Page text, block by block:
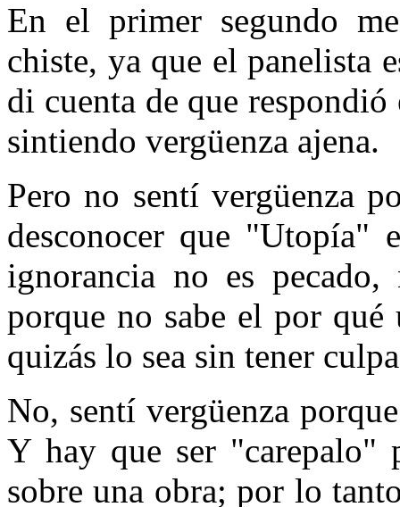
En el primer segundo
chiste, ya que el panelista
di cuenta de que
sintiendo vergüenza ajena.
Pero no sentí vergüenza
desconocer que "Utopía"
ignorancia no es
porque no sabe el por qué
quizás lo sea sin tener
No, sentí vergüenza
Y hay que ser "carepalo"
sobre una obra; por lo